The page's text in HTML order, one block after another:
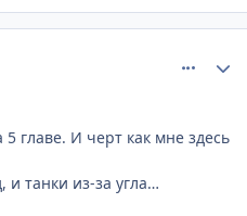
главе. И черт как мне здесь
и танки из-за угла…